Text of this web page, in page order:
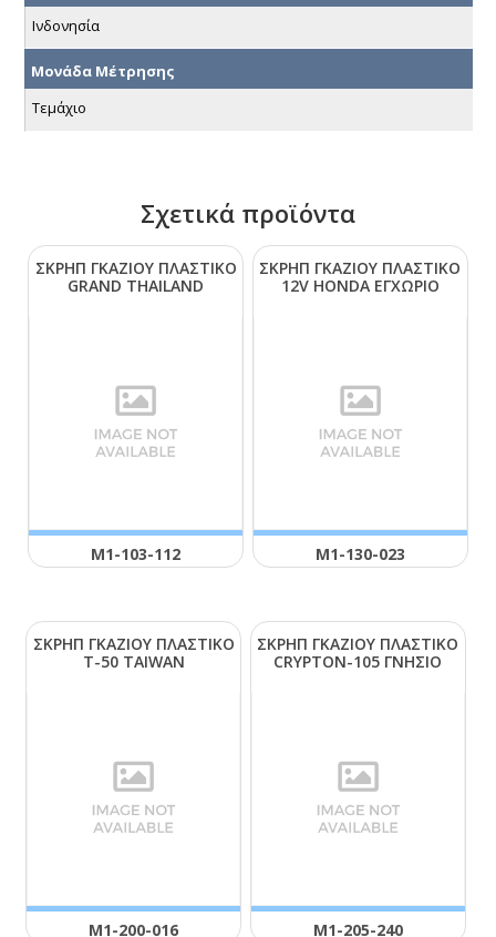
Ινδονησία
Μονάδα Μέτρησης
Τεμάχιο
Σχετικά προϊόντα
ΣΚΡΗΠ ΓΚΑΖΙΟΥ ΠΛΑΣΤΙΚΟ
GRΑΝD ΤΗΑΙLΑΝD
Μ1-103-112
ΣΚΡΗΠ ΓΚΑΖΙΟΥ ΠΛΑΣΤΙΚΟ
12V ΗΟΝDΑ ΕΓΧΩΡΙΟ
Μ1-130-023
ΣΚΡΗΠ ΓΚΑΖΙΟΥ ΠΛΑΣΤΙΚΟ
Τ-50 ΤΑΙWΑΝ
Μ1-200-016
ΣΚΡΗΠ ΓΚΑΖΙΟΥ ΠΛΑΣΤΙΚΟ
CRΥΡΤΟΝ-105 ΓΝΗΣΙΟ
Μ1-205-240